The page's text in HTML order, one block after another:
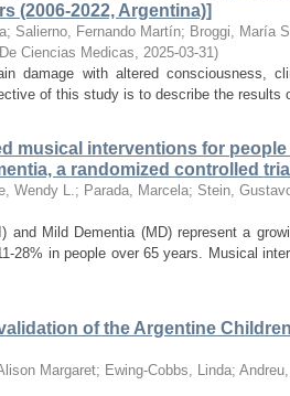
(2006-2022, Argentina)]
; Salierno, Fernando Martín; Broggi, María
Ciencias Medicas, 2025-03-31)
damage with altered consciousness,
of this study is to describe the results
musical interventions for
a randomized controlled
Wendy L.; Parada, Marcela; Stein,
and Mild Dementia (MD) represent a
28% in people over 65 years. Musical
of the Argentine
Margaret; Ewing-Cobbs, Linda;